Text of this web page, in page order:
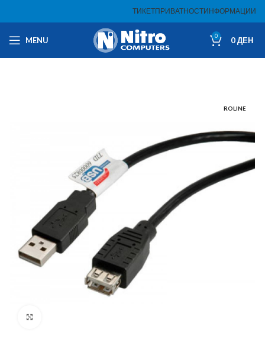
ТИКЕТПРИВАТНОСТИНФОРМАЦИИ
MENU 0 0ДЕН
ROLINE